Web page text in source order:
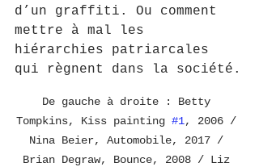
d’un graffiti. Ou comment
mettre à mal les
hiérarchies patriarcales
qui règnent dans la société.
De gauche à droite : Betty
Tompkins, Kiss painting #1, 2006 /
Nina Beier, Automobile, 2017 /
Brian Degraw, Bounce, 2008 / Liz